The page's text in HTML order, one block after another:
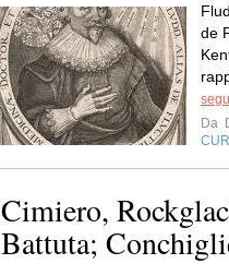
de
Da
Cimiero,
Battuta;